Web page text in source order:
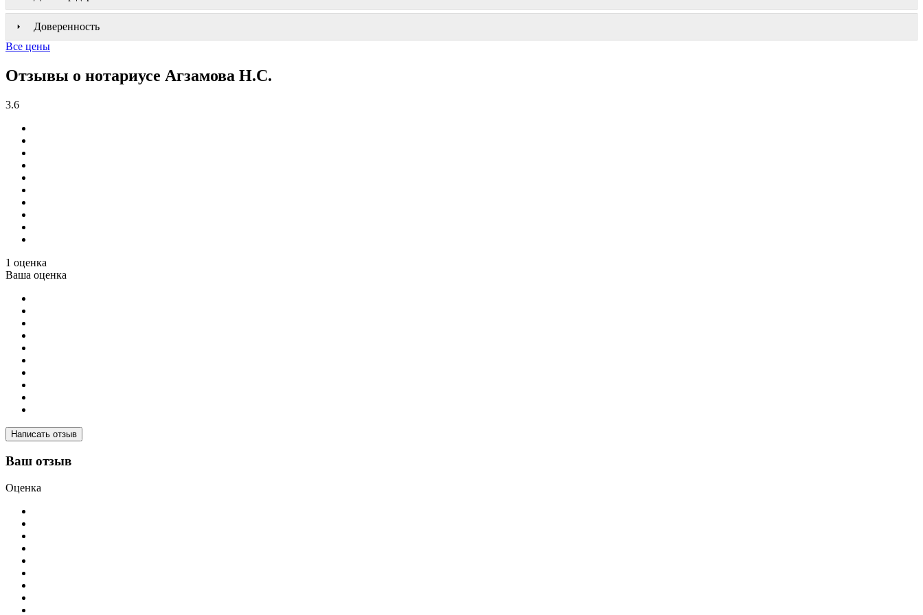
Доверенность
Все цены
Отзывы о нотариусе Агзамова Н.С.
3.6
1 оценка
Ваша оценка
Написать отзыв
Ваш отзыв
Оценка